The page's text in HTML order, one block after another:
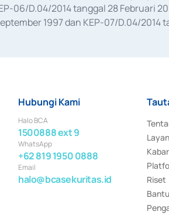
06/D.04/2014 tanggal 28
1997 dan KEP-07/D.04/
Hubungi Kami
Halo BCA
1500888 ext 9
WhatsApp
+62 819 1950 0888
Email
halo@bcasekuritas.id
Riset